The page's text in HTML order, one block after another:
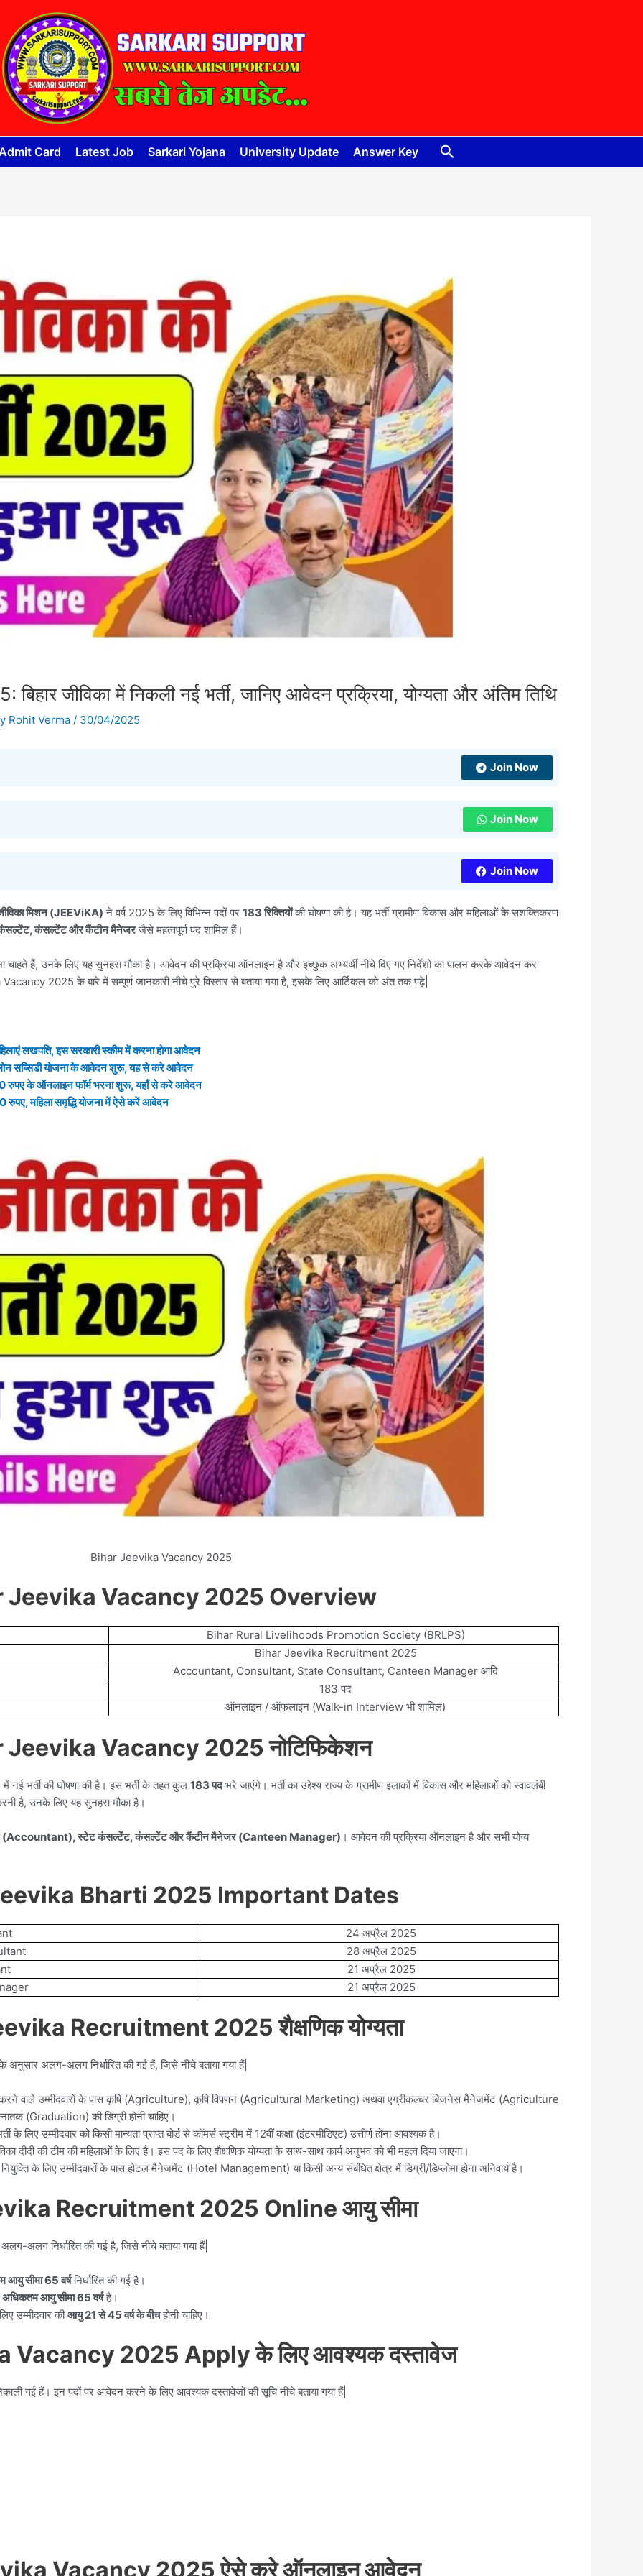
Card Latest Job Sarkari Yojana University Update Answer Key Search
जीविका में निकली नई भर्ती, जानिए आवेदन प्रक्रिया, योग्यता और अंतिम तिथि
Rohit Verma / 30/04/2025
Join Now
Join Now
Join Now
मिशन (JEEViKA) ने वर्ष 2025 के लिए विभिन्न पदों पर 183 रिक्तियोंकी घोषणा की है। यह भर्ती ग्रामीण विकास और महिलाओं के सशक्तिकरण
कंसल्टेंट और कैंटीन मैनेजरजैसे महत्वपूर्ण पद शामिल हैं।
चाहते हैं, उनके लिए यह सुनहरा मौका है। आवेदन की प्रक्रिया ऑनलाइन है और इच्छुक अभ्यर्थी नीचे दिए गए निर्देशों का पालन करके आवेदन कर
2025 के बारे में सम्पूर्ण जानकारी नीचे पुरे विस्तार से बताया गया है, इसके लिए आर्टिकल को अंत तक पढ़े|
लखपति, इस सरकारी स्कीम में करना होगा आवेदन
सब्सिडी योजना के आवेदन शुरू, यह से करे आवेदन
के ऑनलाइन फॉर्म भरना शुरू, यहाँ से करे आवेदन
महिला समृद्धि योजना में ऐसे करें आवेदन
Bihar Jeevika Vacancy 2025
Jeevika Vacancy 2025 Overview
Bihar Rural Livelihoods Promotion Society (BRLPS)
Bihar Jeevika Recruitment 2025
Accountant, Consultant, State Consultant, Canteen Manager आदि
183 पद
ऑनलाइन / ऑफलाइन (Walk-in Interview भी शामिल)
Jeevika Vacancy 2025 नोटिफिकेशन
नई भर्ती की घोषणा की है। इस भर्ती के तहत कुल 183 पदभरे जाएंगे। भर्ती का उद्देश्य राज्य के ग्रामीण इलाकों में विकास और महिलाओं को स्वावलंबी
है, उनके लिए यह सुनहरा मौका है।
(Accountant), स्टेट कंसल्टेंट, कंसल्टेंट और कैंटीन मैनेजर (Canteen Manager) । आवेदन की प्रक्रिया ऑनलाइन है और सभी योग्य
Bharti 2025 Important Dates
24 अप्रैल 2025
28 अप्रैल 2025
21 अप्रैल 2025
21 अप्रैल 2025
Recruitment 2025 शैक्षणिक योग्यता
के अनुसार अलग-अलग निर्धारित की गई हैं, जिसे नीचे बताया गया हैं|
वाले उम्मीदवारों के पास कृषि (Agriculture), कृषि विपणन (Agricultural Marketing) अथवा एग्रीकल्चर बिजनेस मैनेजमेंट (Agriculture
(Graduation) की डिग्री होनी चाहिए।
के लिए उम्मीदवार को किसी मान्यता प्राप्त बोर्ड से कॉमर्स स्ट्रीम में 12वीं कक्षा (इंटरमीडिएट) उत्तीर्ण होना आवश्यक है।
दीदी की टीम की महिलाओं के लिए है। इस पद के लिए शैक्षणिक योग्यता के साथ-साथ कार्य अनुभव को भी महत्व दिया जाएगा।
के लिए उम्मीदवारों के पास होटल मैनेजमेंट (Hotel Management) या किसी अन्य संबंधित क्षेत्र में डिग्री/डिप्लोमा होना अनिवार्य है।
Recruitment 2025 Online आयु सीमा
अलग निर्धारित की गई है, जिसे नीचे बताया गया हैं|
आयु सीमा 65 वर्षनिर्धारित की गई है।
अधिकतम आयु सीमा 65 वर्षहै।
उम्मीदवार कीआयु 21 से 45 वर्ष के बीचहोनी चाहिए।
Vacancy 2025 Apply के लिए आवश्यक दस्तावेज
गई हैं। इन पदों पर आवेदन करने के लिए आवश्यक दस्तावेजों की सूचि नीचे बताया गया हैं|
Vacancy 2025 ऐसे करे ऑनलाइन आवेदन